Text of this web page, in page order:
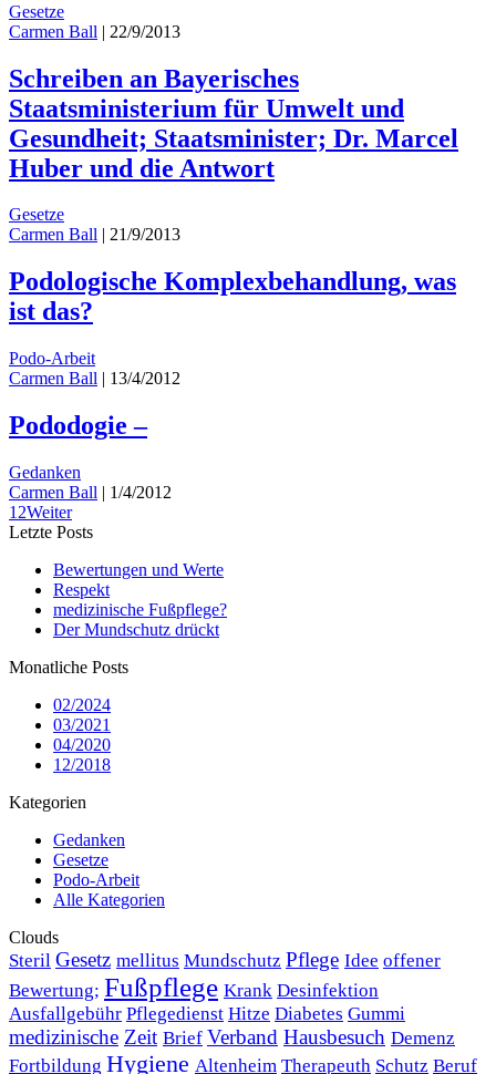
Gesetze
Carmen Ball | 22/9/2013
Schreiben an Bayerisches
Staatsministerium für Umwelt und
Gesundheit; Staatsminister; Dr. Marcel
Huber und die Antwort
Gesetze
Carmen Ball | 21/9/2013
Podologische Komplexbehandlung, was
ist das?
Podo-Arbeit
Carmen Ball | 13/4/2012
Pododogie –
Gedanken
Carmen Ball | 1/4/2012
1 2Weiter
Letzte Posts
Bewertungen und Werte
Respekt
medizinische Fußpflege?
Der Mundschutz drückt
Monatliche Posts
02/2024
03/2021
04/2020
12/2018
Kategorien
Gedanken
Gesetze
Podo-Arbeit
Alle Kategorien
Clouds
Steril Gesetz mellitus Mundschutz Pflege Idee offener
Bewertung; Fußpflege Krank Desinfektion
Ausfallgebühr Pflegedienst Hitze Diabetes Gummi
medizinische Zeit Brief Verband Hausbesuch Demenz
Fortbildung Hygiene Altenheim Therapeuth Schutz Beruf